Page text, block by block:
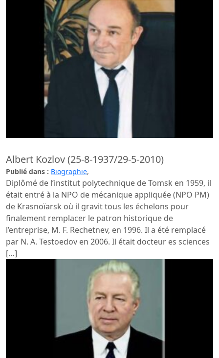
Albert Kozlov (25-8-1937/29-5-2010)
Publié dans : Biographie,
Diplômé de l’institut polytechnique de Tomsk en 1959, il
était entré à la NPO de mécanique appliquée (NPO PM)
de Krasnoïarsk où il gravit tous les échelons pour
finalement remplacer le patron historique de
l’entreprise, M. F. Rechetnev, en 1996. Il a été remplacé
par N. A. Testoedov en 2006. Il était docteur es sciences
[…]